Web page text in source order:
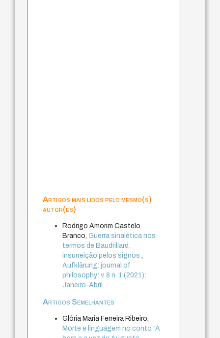
Artigos mais lidos pelo mesmo(s)
autor(es)
Rodrigo Amorim Castelo
Branco,Guerra sinalética nos
termos de Baudrillard:
insurreição pelos signos,
Aufklärung: journal of
philosophy: v. 8 n. 1 (2021):
Janeiro-Abril
Artigos Semelhantes
Glória Maria Ferreira Ribeiro,
Morte e linguagem no conto “A